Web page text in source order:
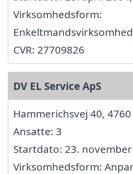
Virksomhedsform:
Enkeltmandsvirksomhed
CVR: 27709826
DV EL Service ApS
Hammerichsvej 40,
Ansatte: 3
Startdato: 23. november
Virksomhedsform: